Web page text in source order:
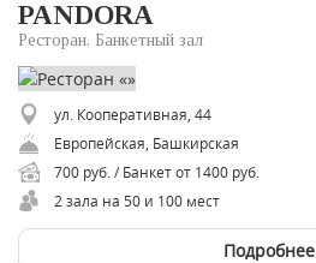
PANDORA
Ресторан, Банкетный зал
ул. Кооперативная, 44
Европейская, Башкирская
700 руб. / Банкет от 1400 руб.
2 зала на 50 и 100 мест
Подробнее